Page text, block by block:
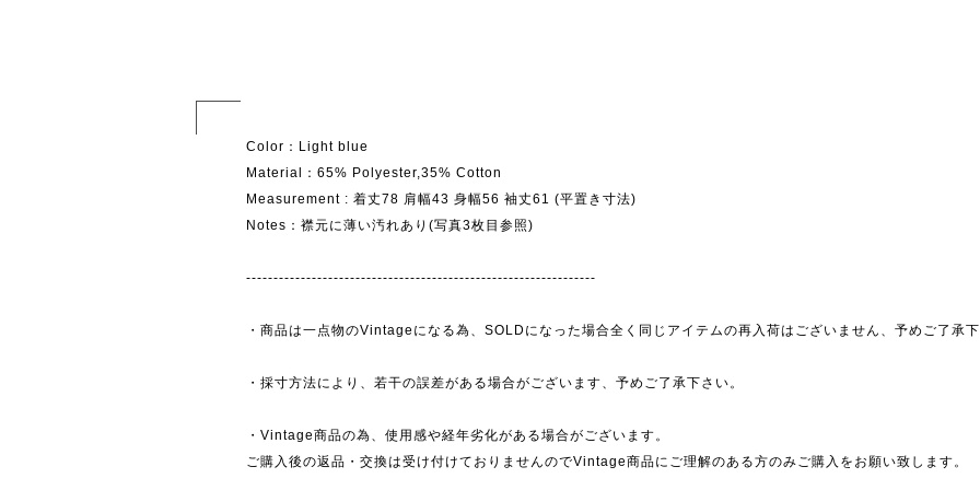
Color：Light blue
Material：65% Polyester,35% Cotton
Measurement : 着丈78 肩幅43 身幅56 袖丈61 (平置き寸法)
Notes：襟元に薄い汚れあり(写真3枚目参照)
----------------------------------------------------------------
・商品は一点物のVintageになる為、SOLDになった場合全く同じアイテムの再入荷はございません、予めご了承
・採寸方法により、若干の誤差がある場合がございます、予めご了承下さい。
・Vintage商品の為、使用感や経年劣化がある場合がございます。
ご購入後の返品・交換は受け付けておりませんのでVintage商品にご理解のある方のみご購入をお願い致します。